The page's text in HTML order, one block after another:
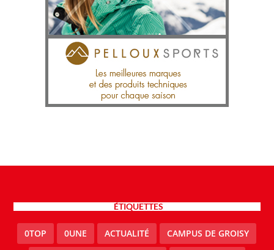
ÉTIQUETTES
0TOP 0UNE ACTUALITÉ CAMPUS DE GROISY